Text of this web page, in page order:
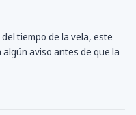
tiempo de la vela, este
aviso antes de que la